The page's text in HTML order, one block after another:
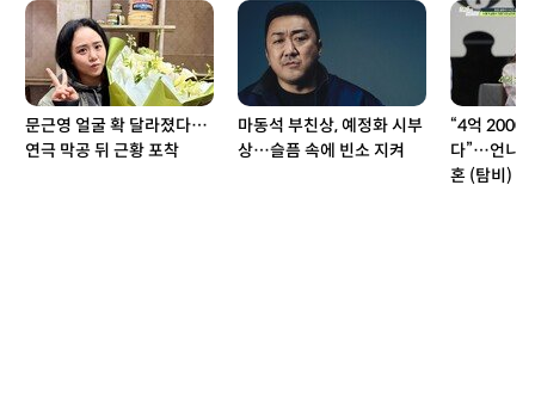
문근영 얼굴 확 달라졌다…
연극 막공 뒤 근황 포착
마동석 부친상, 예정화 시부
상…슬픔 속에 빈소 지켜
“4억 2000
다”…언니
혼 (탐비)